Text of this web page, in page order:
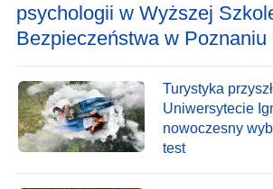
psychologii w Wyższej
Bezpieczeństwa w Poznaniu
Turystyka
Uniwersytecie
nowoczesny
test